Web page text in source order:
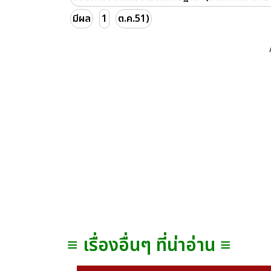
มีผล
1 ต.ค.51)
≡ เรื่องอื่นๆ ที่น่าอ่าน ≡